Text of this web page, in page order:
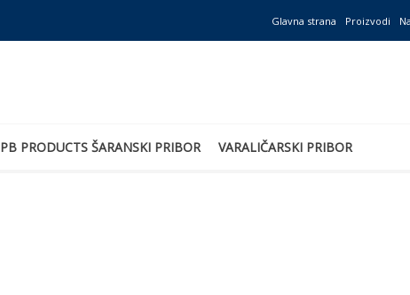
Glavna strana Proizvodi
PB PRODUCTS ŠARANSKI PRIBOR VARALIČARSKI PRIBOR